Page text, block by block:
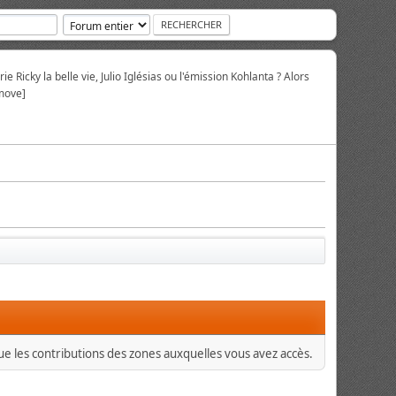
Ricky la belle vie, Julio Iglésias ou l'émission Kohlanta ? Alors
contributions des zones auxquelles vous avez accès.